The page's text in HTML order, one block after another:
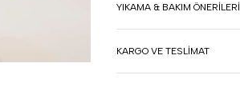
YIKAMA & BAKIM ÖNERILERI
KARGO VE TESLIMAT